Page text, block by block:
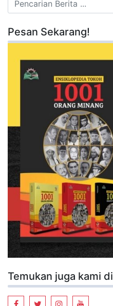
Pesan Sekarang!
Temukan juga kami di